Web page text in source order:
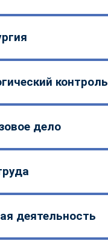
контроль
дело
деятельность